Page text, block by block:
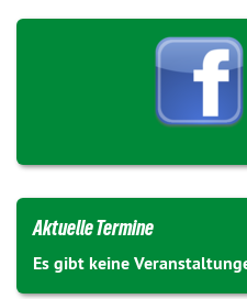
Aktuelle Termine
Es gibt keine